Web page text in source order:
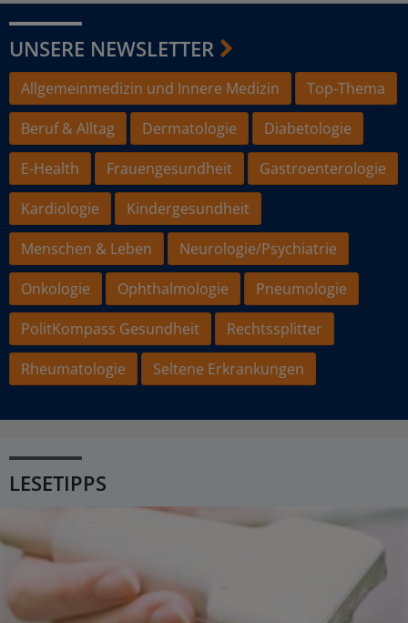
UNSERE NEWSLETTER
Allgemeinmedizin und Innere Medizin
Top-Thema
Beruf & Alltag
Dermatologie
Diabetologie
E-Health
Frauengesundheit
Gastroenterologie
Kardiologie
Kindergesundheit
Menschen & Leben
Neurologie/Psychiatrie
Onkologie
Ophthalmologie
Pneumologie
PolitKompass Gesundheit
Rechtssplitter
Rheumatologie
Seltene Erkrankungen
LESETIPPS